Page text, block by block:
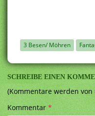
3 Besen/ Möhren
SCHREIBE EINEN
(Kommentare werden
Kommentar*